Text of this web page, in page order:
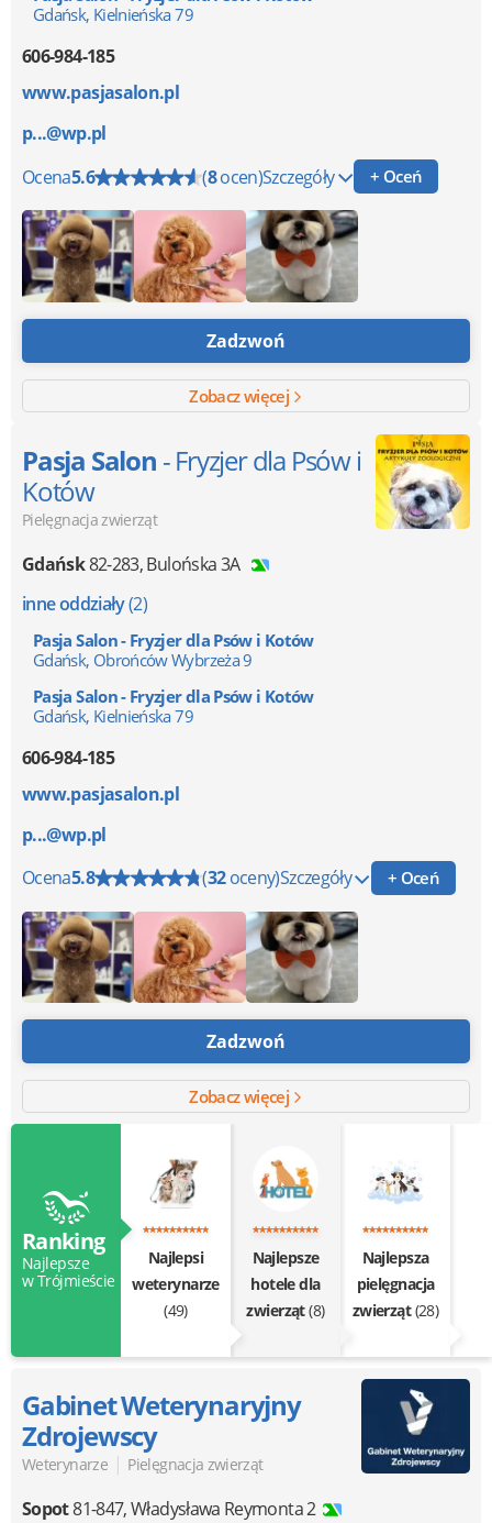
Gdańsk, Kielnieńska 79
606-984-185
www.pasjasalon.pl
p...@wp.pl
Ocena5.6 (8ocen)Szczegóły + Oceń
Zadzwoń
Zobacz więcej
Pasja Salon - Fryzjer dla Psów i
Kotów
Pielęgnacja zwierząt
Gdańsk82-283,Bulońska 3A
inne oddziały(2)
Pasja Salon - Fryzjer dla Psów i Kotów
Gdańsk, Obrońców Wybrzeża 9
Pasja Salon - Fryzjer dla Psów i Kotów
Gdańsk, Kielnieńska 79
606-984-185
www.pasjasalon.pl
p...@wp.pl
Ocena5.8 (32oceny)Szczegóły + Oceń
Zadzwoń
Zobacz więcej
Ranking
Najlepsze
w Trójmieście
Najlepsi
weterynarze
(49)
Najlepsze
hotele dla
zwierząt(8)
Najlepsza
pielęgnacja
zwierząt(28)
Gabinet Weterynaryjny
Zdrojewscy
Weterynarze | Pielęgnacja zwierząt
Sopot81-847,Władysława Reymonta 2